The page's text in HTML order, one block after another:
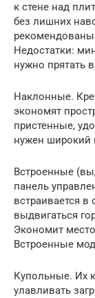
к стене над
без лишних
рекомендованы
Недостатки:
нужно прятать
Наклонные.
экономят
пристенные,
нужен широкий
Встроенные
панель
встраивается
выдвигаться
Экономит
Встроенные
Купольные. Их
улавливать